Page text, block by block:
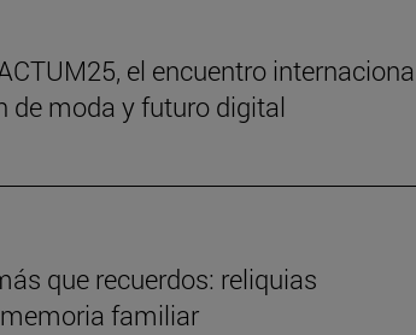
el encuentro
de moda y futuro digital
que recuerdos: reliquias
familiar